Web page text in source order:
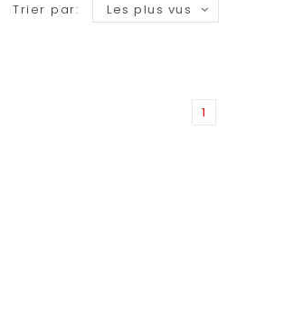
Trier par: Les plus vus
1